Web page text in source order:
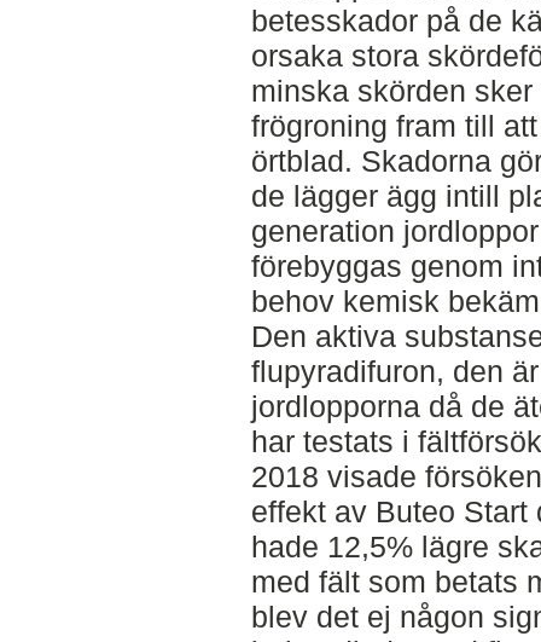
betesskador på de
orsaka stora
minska skörden
frögroning fram till
örtblad. Skadorna
de lägger ägg intill
generation
förebyggas genom
behov kemisk
Den aktiva
flupyradifuron, den
jordlopporna då de
har testats i
2018 visade
effekt av Buteo Start
hade 12,5% lägre
med fält som betats
blev det ej någon